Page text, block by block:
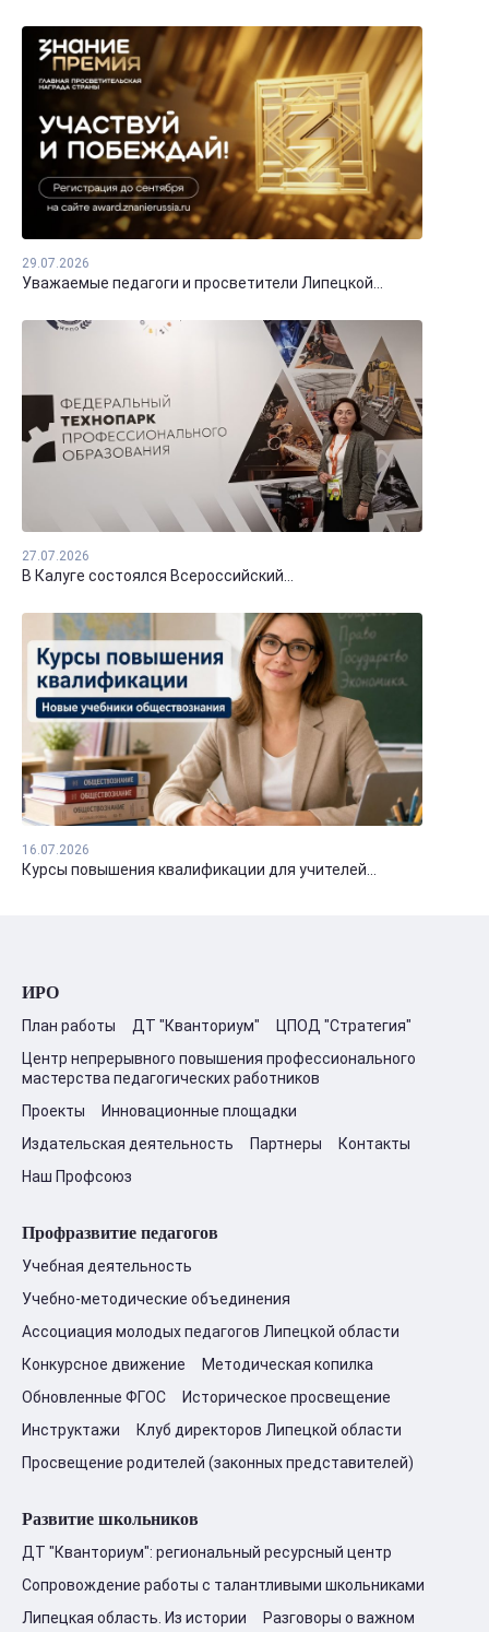
29.07.2026
Уважаемые педагоги и просветители Липецкой...
27.07.2026
В Калуге состоялся Всероссийский...
16.07.2026
Курсы повышения квалификации для учителей...
ИРО
План работы ДТ "Кванториум"
ЦПОД "Стратегия"
Центр непрерывного повышения профессионального
мастерства педагогических работников
Проекты
Инновационные площадки
Издательская деятельность
Партнеры
Контакты
Наш Профсоюз
Профразвитие педагогов
Учебная деятельность
Учебно-методические объединения
Ассоциация молодых педагогов Липецкой области
Конкурсное движение
Методическая копилка
Обновленные ФГОС
Историческое просвещение
Инструктажи
Клуб директоров Липецкой области
Просвещение родителей (законных представителей)
Развитие школьников
ДТ "Кванториум": региональный ресурсный центр
Сопровождение работы с талантливыми школьниками
Липецкая область. Из истории
Разговоры о важном